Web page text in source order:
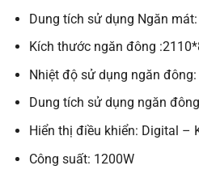
Dung tích sử dụng Ngăn
Kích thước ngăn đông
Nhiệt độ sử dụng ngăn đông:
Dung tích sử dụng ngăn
Hiển thị điều khiển: Digital –
Công suất: 1200W